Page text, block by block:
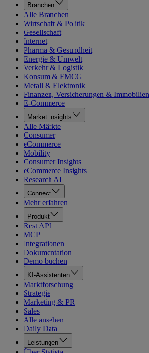
Branchen
Alle Branchen
Wirtschaft & Politik
Gesellschaft
Internet
Pharma & Gesundheit
Energie & Umwelt
Verkehr & Logistik
Konsum & FMCG
Metall & Elektronik
Finanzen, Versicherungen & Immobilien
E-Commerce
Market Insights
Alle Märkte
Consumer
eCommerce
Mobility
Consumer Insights
eCommerce Insights
Research AI
Connect
Mehr erfahren
Produkt
Rest API
MCP
Integrationen
Dokumentation
Demo buchen
KI-Assistenten
Marktforschung
Strategie
Marketing & PR
Sales
Alle ansehen
Daily Data
Leistungen